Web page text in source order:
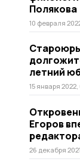
Полякова
10 февраля
летний
15 января 2022,
Егоров
26 декабря